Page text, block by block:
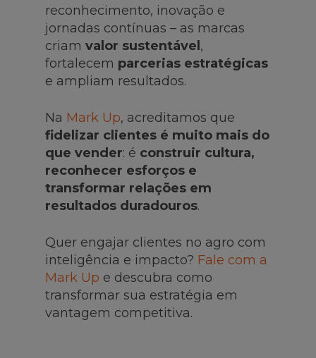
reconhecimento, inovação e
jornadas contínuas – as marcas
criam valor sustentável,
fortalecem parcerias estratégicas
e ampliam resultados.
Na Mark Up, acreditamos que
fidelizar clientes é muito mais do
que vender: é construir cultura,
reconhecer esforços e
transformar relações em
resultados duradouros.
Quer engajar clientes no agro com
inteligência e impacto? Fale com a
Mark Up e descubra como
transformar sua estratégia em
vantagem competitiva.